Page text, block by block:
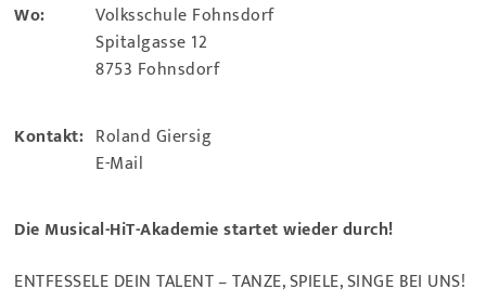
Wo:
Volksschule Fohnsdorf
Spitalgasse 12
8753 Fohnsdorf
Kontakt: Roland Giersig
E-Mail
Die Musical-HiT-Akademie startet wieder durch!
ENTFESSELE DEIN TALENT – TANZE, SPIELE, SINGE BEI UNS!